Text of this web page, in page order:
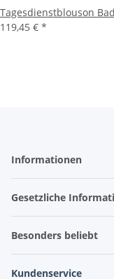
Tagesdienstblouson
119,45 € *
Informationen
Gesetzliche
Besonders beliebt
Kundenservice